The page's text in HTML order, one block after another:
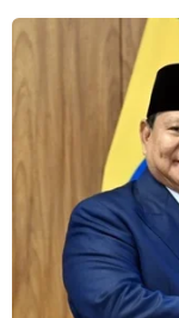
Quang cảnh cảng
Bộ An ninh
chính phủ Mỹ
hiện các biện
trường hợp